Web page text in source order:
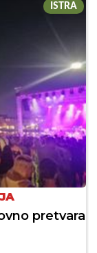
ISTRA
pretvara